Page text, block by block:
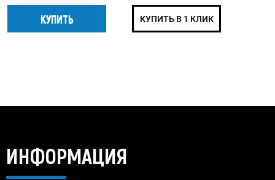
КУПИТЬ В 1 КЛИК
ИНФОРМАЦИЯ